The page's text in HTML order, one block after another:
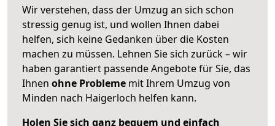
Wir verstehen, dass der Umzug an sich schon
stressig genug ist, und wollen Ihnen dabei
helfen, sich keine Gedanken über die Kosten
machen zu müssen. Lehnen Sie sich zurück – wir
haben garantiert passende Angebote für Sie, das
Ihnen ohne Probleme mit Ihrem Umzug von
Minden nach Haigerloch helfen kann.
Holen Sie sich ganz bequem und einfach